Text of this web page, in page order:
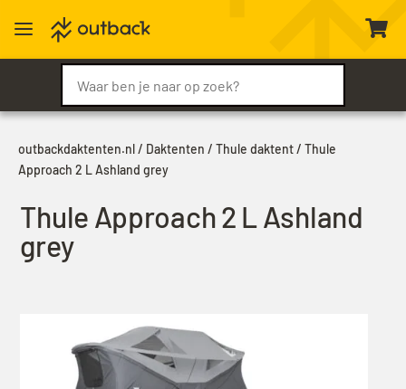
a 
outbackdaktenten.nl/ Daktenten / Thule daktent/ Thule
Approach 2 L Ashland grey
Thule Approach 2 L Ashland
grey